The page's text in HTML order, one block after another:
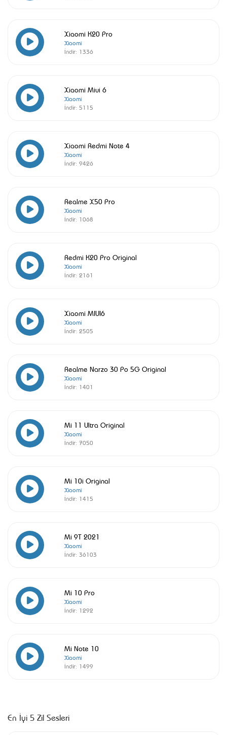
Xiaomi K20 Pro
Xiaomi
İndir: 1336
Xiaomi Miui 6
Xiaomi
İndir: 5115
Xiaomi Redmi Note 4
Xiaomi
İndir: 9426
Realme X50 Pro
Xiaomi
İndir: 1068
Redmi K20 Pro Original
Xiaomi
İndir: 2161
Xiaomi MIUI6
Xiaomi
İndir: 2505
Realme Narzo 30 Po 5G Original
Xiaomi
İndir: 1401
Mi 11 Ultra Original
Xiaomi
İndir: 7050
Mi 10i Original
Xiaomi
İndir: 1415
Mi 9T 2021
Xiaomi
İndir: 36103
Mi 10 Pro
Xiaomi
İndir: 1292
Mi Note 10
Xiaomi
İndir: 1499
En İyi 5 Zil Sesleri